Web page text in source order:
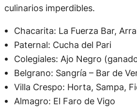
culinarios imperdibles.
Chacarita: La Fuerza Bar,
Paternal: Cucha del Pari
Colegiales: Ajo Negro
Belgrano: Sangría – Bar de
Villa Crespo: Horta, Sampa,
Almagro: El Faro de Vigo